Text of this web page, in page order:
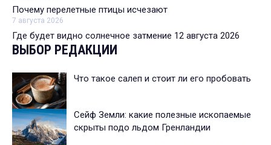
Почему перелетные птицы исчезают
7 августа 2026
Где будет видно солнечное затмение 12 августа 2026
ВЫБОР РЕДАКЦИИ
Что такое салеп и стоит ли его пробовать
Сейф Земли: какие полезные ископаемые
скрыты подо льдом Гренландии